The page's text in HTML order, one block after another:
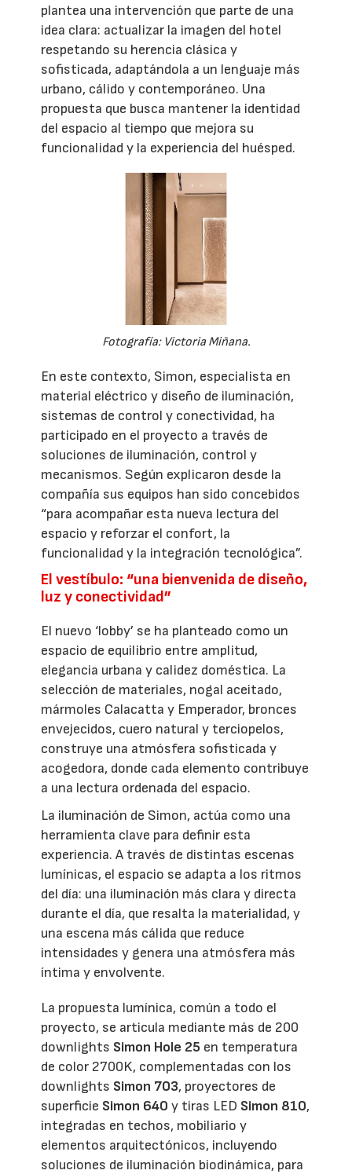
plantea una intervención que parte de una
idea clara: actualizar la imagen del hotel
respetando su herencia clásica y
sofisticada, adaptándola a un lenguaje más
urbano, cálido y contemporáneo. Una
propuesta que busca mantener la identidad
del espacio al tiempo que mejora su
funcionalidad y la experiencia del huésped.
Fotografía: Victoria Miñana.
En este contexto, Simon, especialista en
material eléctrico y diseño de iluminación,
sistemas de control y conectividad, ha
participado en el proyecto a través de
soluciones de iluminación, control y
mecanismos. Según explicaron desde la
compañía sus equipos han sido concebidos
“para acompañar esta nueva lectura del
espacio y reforzar el confort, la
funcionalidad y la integración tecnológica”.
El vestíbulo: “una bienvenida de diseño,
luz y conectividad”
El nuevo ‘lobby’ se ha planteado como un
espacio de equilibrio entre amplitud,
elegancia urbana y calidez doméstica. La
selección de materiales, nogal aceitado,
mármoles Calacatta y Emperador, bronces
envejecidos, cuero natural y terciopelos,
construye una atmósfera sofisticada y
acogedora, donde cada elemento contribuye
a una lectura ordenada del espacio.
La iluminación de Simon, actúa como una
herramienta clave para definir esta
experiencia. A través de distintas escenas
lumínicas, el espacio se adapta a los ritmos
del día: una iluminación más clara y directa
durante el día, que resalta la materialidad, y
una escena más cálida que reduce
intensidades y genera una atmósfera más
íntima y envolvente.
La propuesta lumínica, común a todo el
proyecto, se articula mediante más de 200
downlights Simon Hole 25 en temperatura
de color 2700K, complementadas con los
downlights Simon 703, proyectores de
superficie Simon 640 y tiras LED Simon 810,
integradas en techos, mobiliario y
elementos arquitectónicos, incluyendo
soluciones de iluminación biodinámica, para